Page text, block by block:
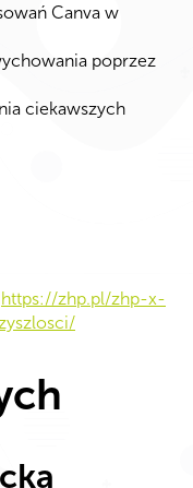
Canva w
poprzez
ciekawszych
https://zhp.pl/zhp-x-